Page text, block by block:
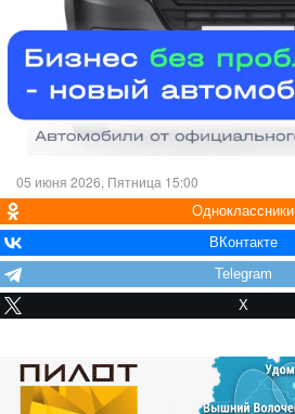
05 июня 2026, Пятница 15:00
Одноклассники
ВКонтакте
Telegram
X